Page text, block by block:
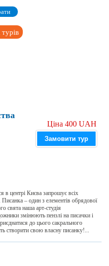
Ціна 400 UAH
Замовити тур
в центрі Києва запрошує всіх
– один з елементів обрядової
свята наша арт-студія
змінюють пензлі на писачки і
до цього сакрального
створити свою власну писанку!...